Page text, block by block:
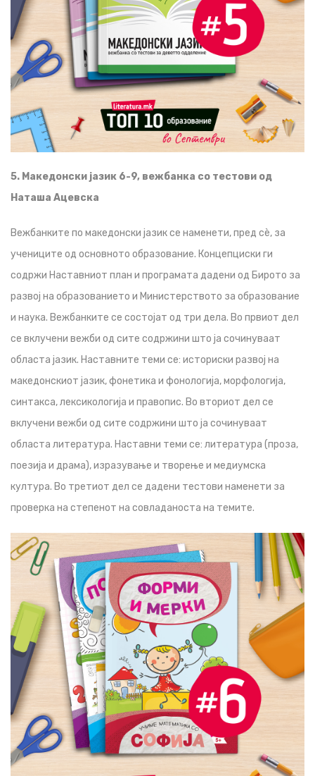
5. Македонски јазик 6-9, вежбанка со тестови од
Наташа Ацевска
Вежбанките по македонски јазик се наменети, пред сè, за
учениците од основното образование. Концепциски ги
содржи Наставниот план и програмата дадени од Бирото за
развој на образованието и Министерството за образование
и наука. Вежбанките се состојат од три дела. Во првиот дел
се вклучени вежби од сите содржини што ја сочинуваат
областа јазик. Наставните теми се: историски развој на
македонскиот јазик, фонетика и фонологија, морфологија,
синтакса, лексикологија и правопис. Во вториот дел се
вклучени вежби од сите содржини што ја сочинуваат
областа литература. Наставни теми се: литература (проза,
поезија и драма), изразување и творење и медиумска
култура. Во третиот дел се дадени тестови наменети за
проверка на степенот на совладаноста на темите.